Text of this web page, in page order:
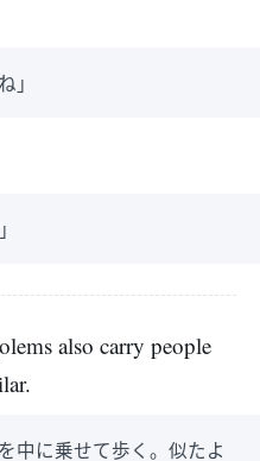
」
also carry people
中に乗せて歩く。似たよ